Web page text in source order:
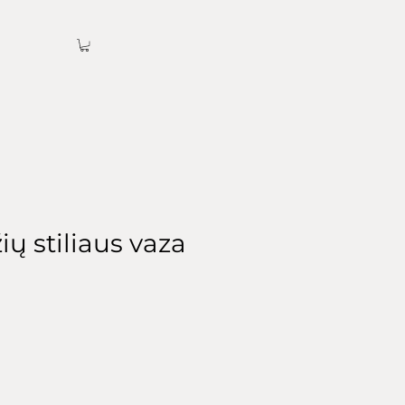
stiliaus vaza